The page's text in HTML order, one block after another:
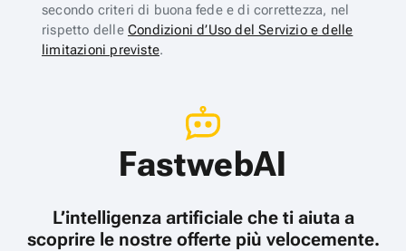
secondo criteri di buona fede e di correttezza, nel
rispetto delle Condizioni d’Uso del Servizio e delle
limitazioni previste.
FastwebAI
L’intelligenza artificiale che ti aiuta a
scoprire le nostre offerte più velocemente.